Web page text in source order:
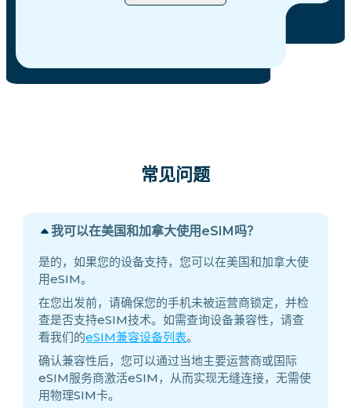
常见问题
我可以在美国和加拿大使用eSIM吗？
是的，如果您的设备支持，您可以在美国和加拿大使
用eSIM。
在您出发前，请确保您的手机未被运营商锁定，并检
查是否支持eSIM技术。如需查询设备兼容性，请查
看我们的eSIM兼容设备列表。
确认兼容性后，您可以通过当地主要运营商或国际
eSIM服务商激活eSIM，从而实现无缝连接，无需使
用物理SIM卡。